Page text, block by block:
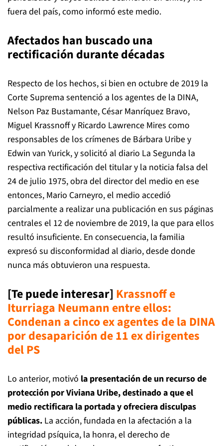
fuera del país, como informó este medio.
Afectados han buscado una
rectificación durante décadas
Respecto de los hechos, si bien en octubre de 2019 la
Corte Suprema sentenció a los agentes de la DINA,
Nelson Paz Bustamante, César Manríquez Bravo,
Miguel Krassnoff y Ricardo Lawrence Mires como
responsables de los crímenes de Bárbara Uribe y
Edwin van Yurick, y solicitó al diario La Segunda la
respectiva rectificación del titular y la noticia falsa del
24 de julio 1975, obra del director del medio en ese
entonces, Mario Carneyro, el medio accedió
parcialmente a realizar una publicación en sus páginas
centrales el 12 de noviembre de 2019, la que para ellos
resultó insuficiente. En consecuencia, la familia
expresó su disconformidad al diario, desde donde
nunca más obtuvieron una respuesta.
[Te puede interesar] Krassnoff e
Iturriaga Neumann entre ellos:
Condenan a cinco ex agentes de la DINA
por desaparición de 11 ex dirigentes
del PS
Lo anterior, motivó la presentación de un recurso de
protección por Viviana Uribe, destinado a que el
medio rectificara la portada y ofreciera disculpas
públicas. La acción, fundada en la afectación a la
integridad psíquica, la honra, el derecho de